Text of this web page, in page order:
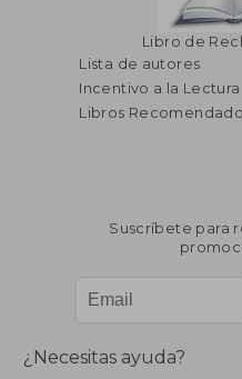
Libro de
Lista de autores
Incentivo a la Lectura
Libros
Suscríbete para
¿Necesitas ayuda?